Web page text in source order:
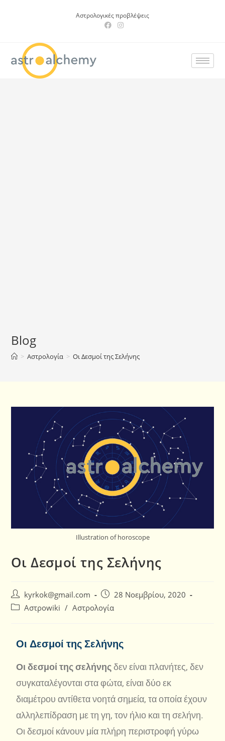
Αστρολογικές προβλέψεις
Blog
> Αστρολογία > Οι Δεσμοί της Σελήνης
Illustration of horoscope
Οι Δεσμοί της Σελήνης
kyrkok@gmail.com
28 Νοεμβρίου, 2020
Αστροwiki / Αστρολογία
Οι Δεσμοί της Σελήνης
Οι δεσμοί της σελήνηςδεν είναι πλανήτες, δεν
συγκαταλέγονται στα φώτα, είναι δύο εκ
διαμέτρου αντίθετα νοητά σημεία, τα οποία έχουν
αλληλεπίδραση με τη γη, τον ήλιο και τη σελήνη.
Οι δεσμοί κάνουν μία πλήρη περιστροφή γύρω